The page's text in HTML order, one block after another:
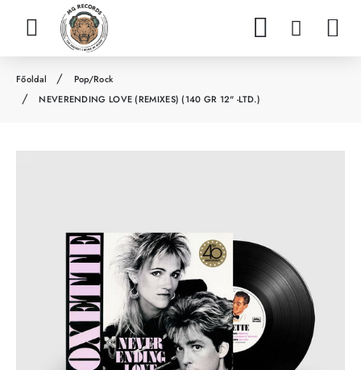
Pop/Rock
NEVERENDING LOVE (REMIXES) (140 GR 12" -LTD.)